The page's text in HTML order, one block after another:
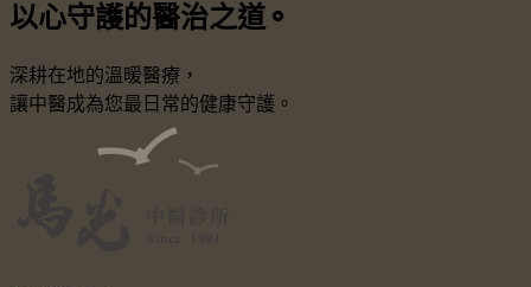
以心守護的醫治之道 ⚬
深耕在地的溫暖醫療，
讓中醫成為您最日常的健康守護。